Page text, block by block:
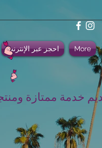
احجز عبر الإنترنت More
خدمة ممتازة